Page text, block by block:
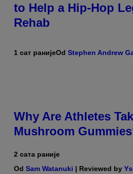
to Help a Hip-Hop
Rehab
1 сат ранијеOd Stephen Andrew
Why Are Athletes
Mushroom
2 сата раније
Od Sam Watanuki | Reviewed by